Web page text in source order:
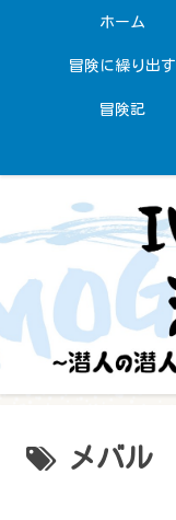
ホーム
冒険に繰り出す
冒険記
メバル